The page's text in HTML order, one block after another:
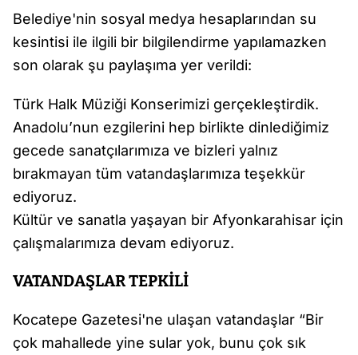
Belediye'nin sosyal medya hesaplarından su
kesintisi ile ilgili bir bilgilendirme yapılamazken
son olarak şu paylaşıma yer verildi:
Türk Halk Müziği Konserimizi gerçekleştirdik.
Anadolu’nun ezgilerini hep birlikte dinlediğimiz
gecede sanatçılarımıza ve bizleri yalnız
bırakmayan tüm vatandaşlarımıza teşekkür
ediyoruz.
Kültür ve sanatla yaşayan bir Afyonkarahisar için
çalışmalarımıza devam ediyoruz.
VATANDAŞLAR TEPKİLİ
Kocatepe Gazetesi'ne ulaşan vatandaşlar “Bir
çok mahallede yine sular yok, bunu çok sık